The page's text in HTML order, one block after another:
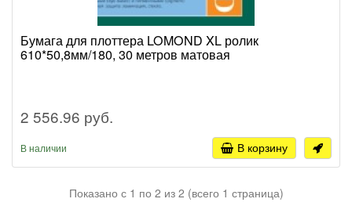
Бумага для плоттера LOMOND XL ролик
610*50,8мм/180, 30 метров матовая
2 556.96 руб.
В наличии В корзину
Показано с 1 по 2 из 2 (всего 1 страница)